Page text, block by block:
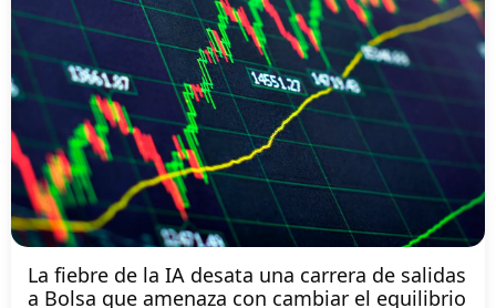
La fiebre de la IA desata una carrera de salidas
a Bolsa que amenaza con cambiar el equilibrio